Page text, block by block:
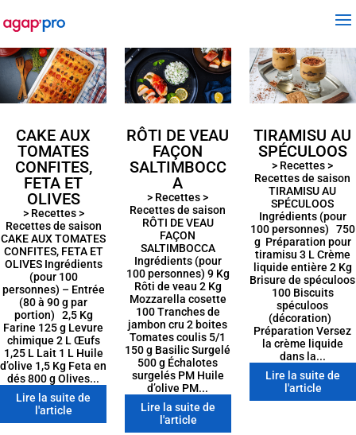
CAKE AUX
TOMATES
CONFITES,
FETA ET
OLIVES
> Recettes >
Recettes de saison
CAKE AUX TOMATES
CONFITES, FETA ET
OLIVES Ingrédients
(pour 100
personnes) – Entrée
(80 à 90 g par
portion) 2,5 Kg
Farine 125 g Levure
chimique 2 L Œufs
1,25 L Lait 1 L Huile
d’olive 1,5 Kg Feta en
dés 800 g Olives...
Lire la suite de
l'article
RÔTI DE VEAU
FAÇON
SALTIMBOCC
A
> Recettes >
Recettes de saison
RÔTI DE VEAU
FAÇON
SALTIMBOCCA
Ingrédients (pour
100 personnes) 9 Kg
Rôti de veau 2 Kg
Mozzarella cosette
100 Tranches de
jambon cru 2 boites
Tomates coulis 5/1
150 g Basilic Surgelé
500 g Échalotes
surgelés PM Huile
d’olive PM...
Lire la suite de
l'article
TIRAMISU AU
SPÉCULOOS
> Recettes >
Recettes de saison
TIRAMISU AU
SPÉCULOOS
Ingrédients (pour
100 personnes) 750
g Préparation pour
tiramisu 3 L Crème
liquide entière 2 Kg
Brisure de spéculoos
100 Biscuits
spéculoos
(décoration)
Préparation Versez
la crème liquide
dans la...
Lire la suite de
l'article